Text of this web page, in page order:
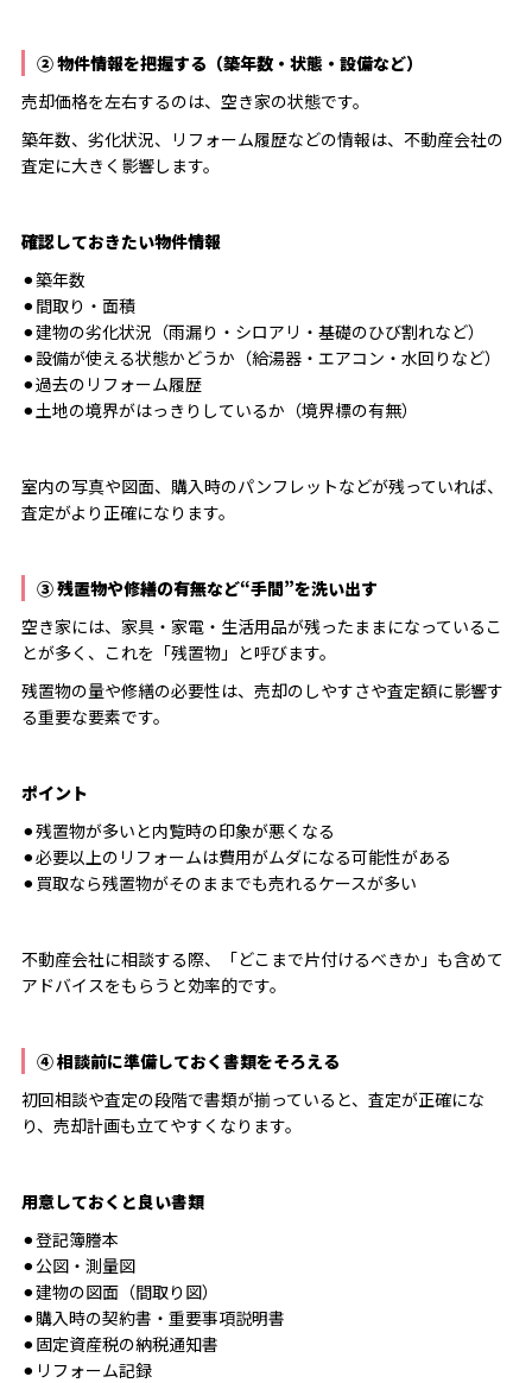
② 物件情報を把握する（築年数・状態・設備など）
売却価格を左右するのは、空き家の状態です。
築年数、劣化状況、リフォーム履歴などの情報は、不動産会社の
査定に大きく影響します。
確認しておきたい物件情報
⚫︎築年数
⚫︎間取り・面積
⚫︎建物の劣化状況（雨漏り・シロアリ・基礎のひび割れなど）
⚫︎設備が使える状態かどうか（給湯器・エアコン・水回りなど）
⚫︎過去のリフォーム履歴
⚫︎土地の境界がはっきりしているか（境界標の有無）
室内の写真や図面、購入時のパンフレットなどが残っていれば、
査定がより正確になります。
③ 残置物や修繕の有無など“手間”を洗い出す
空き家には、家具・家電・生活用品が残ったままになっているこ
とが多く、これを「残置物」と呼びます。
残置物の量や修繕の必要性は、売却のしやすさや査定額に影響す
る重要な要素です。
ポイント
⚫︎残置物が多いと内覧時の印象が悪くなる
⚫︎必要以上のリフォームは費用がムダになる可能性がある
⚫︎買取なら残置物がそのままでも売れるケースが多い
不動産会社に相談する際、「どこまで片付けるべきか」も含めて
アドバイスをもらうと効率的です。
④ 相談前に準備しておく書類をそろえる
初回相談や査定の段階で書類が揃っていると、査定が正確にな
り、売却計画も立てやすくなります。
用意しておくと良い書類
⚫︎登記簿謄本
⚫︎公図・測量図
⚫︎建物の図面（間取り図）
⚫︎購入時の契約書・重要事項説明書
⚫︎固定資産税の納税通知書
⚫︎リフォーム記録